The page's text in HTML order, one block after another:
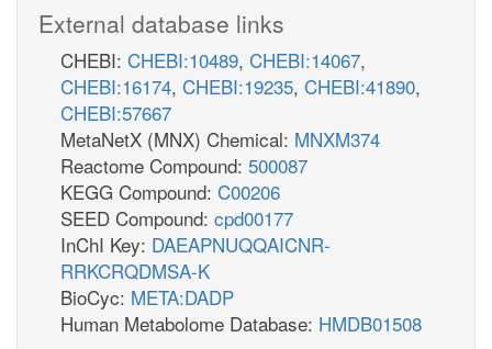
External database links
CHEBI: CHEBI:10489, CHEBI:14067,
CHEBI:16174, CHEBI:19235, CHEBI:41890,
CHEBI:57667
MetaNetX (MNX) Chemical: MNXM374
Reactome Compound: 500087
KEGG Compound: C00206
SEED Compound: cpd00177
InChI Key: DAEAPNUQQAICNR-
RRKCRQDMSA-K
BioCyc: META:DADP
Human Metabolome Database: HMDB01508